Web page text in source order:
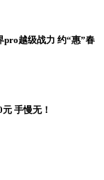
pro越级战力 约“惠”春
手慢无！